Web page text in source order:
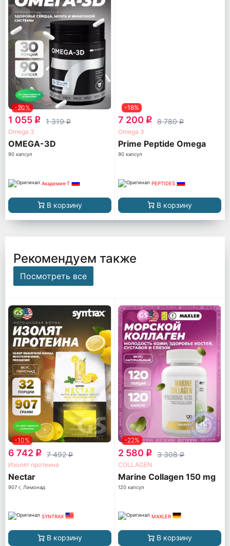
-20%
1 055 q 1 319q
Omega 3
OMEGA-3D
90 капсул
Академия-Т
В корзину
-18%
7 200 q 8 780q
Omega 3
Prime Peptide Omega
90 капсул
PEPTIDES
В корзину
Рекомендуем также
Посмотреть все
-10%
6 742 q 7 492q
Изолят протеина
Nectar
907 г, Лимонад
SYNTRAX
В корзину
-22%
2 580 q 3 308q
COLLAGEN
Marine Collagen 150 mg
120 капсул
MAXLER
В корзину